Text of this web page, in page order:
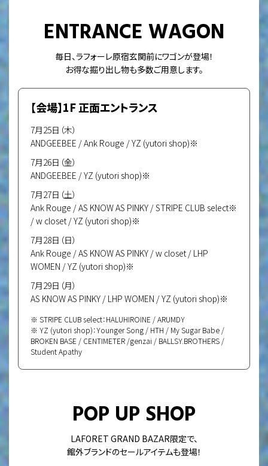
ENTRANCE WAGON
毎日、ラフォーレ原宿玄関前にワゴンが登場！
お得な掘り出し物も多数ご用意します。
【会場】1F 正面エントランス
7月25日（木）
ANDGEEBEE / Ank Rouge / YZ (yutori shop)※
7月26日（金）
ANDGEEBEE / YZ (yutori shop)※
7月27日（土）
Ank Rouge / AS KNOW AS PINKY / STRIPE CLUB select※
/ w closet / YZ (yutori shop)※
7月28日（日）
Ank Rouge / AS KNOW AS PINKY / w closet / LHP
WOMEN / YZ (yutori shop)※
7月29日（月）
AS KNOW AS PINKY / LHP WOMEN / YZ (yutori shop)※
※ STRIPE CLUB select：HALUHIROINE / ARUMDY
※ YZ (yutori shop)：Younger Song / HTH / My Sugar Babe /
BROKEN BASE / CENTIMETER /genzai / BALLSY.BROTHERS /
Student Apathy
POP UP SHOP
LAFORET GRAND BAZAR限定で、
館外ブランドのセールアイテムも登場！